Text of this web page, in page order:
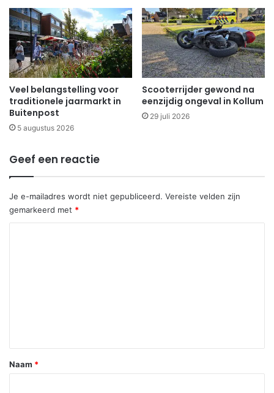
Veel belangstelling voor
traditionele jaarmarkt in
Buitenpost
5 augustus 2026
Scooterrijder gewond na
eenzijdig ongeval in Kollum
29 juli 2026
Geef een reactie
Je e-mailadres wordt niet gepubliceerd. Vereiste velden zijn
gemarkeerd met *
*
Naam *